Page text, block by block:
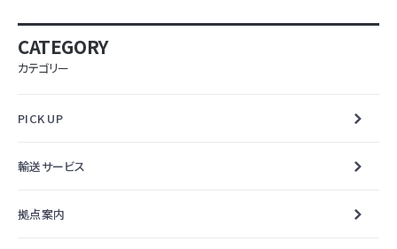
CATEGORY
カテゴリー
PICK UP
輸送サービス
拠点案内